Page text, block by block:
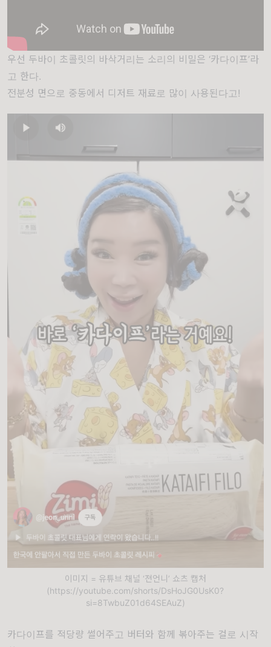
우선 두바이 초콜릿의 바삭거리는 소리의 비밀은 ‘카다이프’라
고 한다.
전분성 면으로 중동에서 디저트 재료로 많이 사용된다고!
이미지 = 유튜브 채널 ‘젼언니’ 쇼츠 캡처
(https://youtube.com/shorts/DsHoJG0UsK0?
si=8TwbuZ01d64SEAuZ)
카다이프를 적당량 썰어주고 버터와 함께 볶아주는 걸로 시작